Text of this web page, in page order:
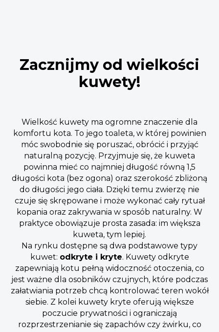
Zacznijmy od wielkości
kuwety!
Wielkość kuwety ma ogromne znaczenie dla
komfortu kota. To jego toaleta, w której powinien
móc swobodnie się poruszać, obrócić i przyjąć
naturalną pozycję. Przyjmuje się, że kuweta
powinna mieć co najmniej długość równą 1,5
długości kota (bez ogona) oraz szerokość zbliżoną
do długości jego ciała. Dzięki temu zwierzę nie
czuje się skrępowane i może wykonać cały rytuał
kopania oraz zakrywania w sposób naturalny. W
praktyce obowiązuje prosta zasada: im większa
kuweta, tym lepiej.
Na rynku dostępne są dwa podstawowe typy
kuwet: odkryte i kryte. Kuwety odkryte
zapewniają kotu pełną widoczność otoczenia, co
jest ważne dla osobników czujnych, które podczas
załatwiania potrzeb chcą kontrolować teren wokół
siebie. Z kolei kuwety kryte oferują większe
poczucie prywatności i ograniczają
rozprzestrzenianie się zapachów czy żwirku, co